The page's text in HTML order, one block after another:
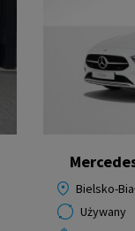
Bielsko-
Używany